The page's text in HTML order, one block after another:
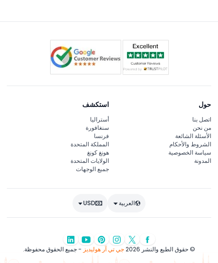
حول
اتصل بنا
من نحن
الأسئلة الشائعة
الشروط والأحكام
سياسة الخصوصية
المدونة
استكشف
أستراليا
سنغافورة
فرنسا
المملكة المتحدة
هونغ كونغ
الولايات المتحدة
جميع الوجهات
العربية USD
© حقوق الطبع والنشر 2026 جي تي آر هوليديز - جميع الحقوق محفوظة.